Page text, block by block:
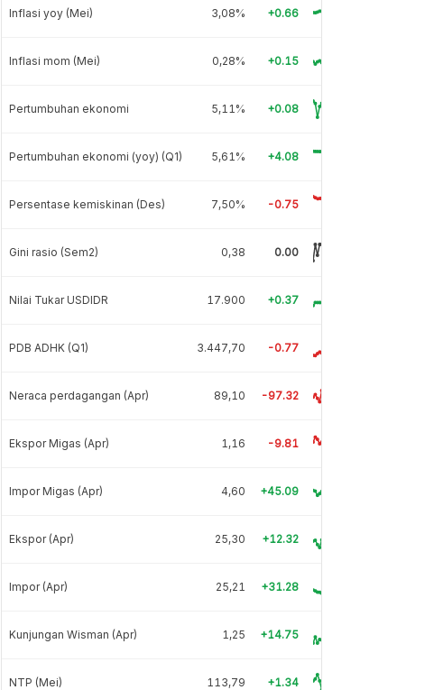
Inflasi yoy (Mei) 3,08% +0.66
Inflasi mom (Mei) 0,28% +0.15
Pertumbuhan ekonomi 5,11% +0.08
Pertumbuhan ekonomi (yoy) (Q1) 5,61% +4.08
Persentase kemiskinan (Des) 7,50% -0.75
Gini rasio (Sem2) 0,38 0.00
Nilai Tukar USDIDR 17.900 +0.37
PDB ADHK (Q1) 3.447,70 -0.77
Neraca perdagangan (Apr) 89,10 -97.32
Ekspor Migas (Apr) 1,16 -9.81
Impor Migas (Apr) 4,60 +45.09
Ekspor (Apr) 25,30 +12.32
Impor (Apr) 25,21 +31.28
Kunjungan Wisman (Apr) 1,25 +14.75
NTP (Mei) 113,79 +1.34